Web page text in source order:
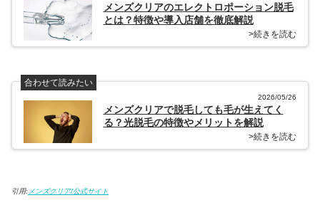
メンズクリアのエレクトロポーション脱毛
とは？特徴や導入店舗を徹底解説
>続きを読む
合わせて読みたい
2026/05/26
メンズクリアで脱毛しても毛が生えてく
る？光脱毛の特徴やメリットを解説
>続きを読む
引用: メンズクリア/公式サイト